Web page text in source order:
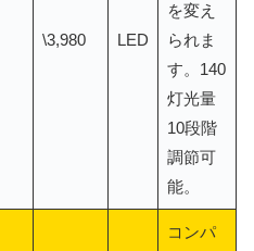
\3,980 LED
を変え
られま
す。140
灯光量
10段階
調節可
能。
コンパ